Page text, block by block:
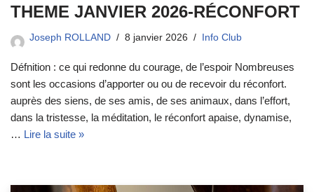
THEME JANVIER 2026-RÉCONFORT
Joseph ROLLAND 8 janvier 2026 Info Club
Défnition : ce qui redonne du courage, de l’espoir Nombreuses
sont les occasions d’apporter ou ou de recevoir du réconfort.
auprès des siens, de ses amis, de ses animaux, dans l’effort,
dans la tristesse, la méditation, le réconfort apaise, dynamise,
Lire la suite »